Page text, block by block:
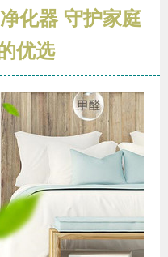
化器 守护家庭
优选